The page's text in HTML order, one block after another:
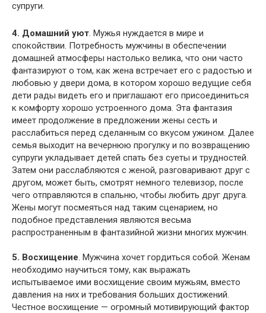
супруги.
4. Домашний уют. Мужья нуждается в мире и
спокойствии. Потребность мужчины в обеспечении
домашней атмосферы настолько велика, что они часто
фантазируют о том, как жена встречает его с радостью и
любовью у двери дома, в котором хорошо ведущие себя
дети рады видеть его и приглашают его присоединиться
к комфорту хорошо устроенного дома. Эта фантазия
имеет продолжение в предложении жены сесть и
расслабиться перед сделанным со вкусом ужином. Далее
семья выходит на вечернюю прогулку и по возвращению
супруги укладывает детей спать без суеты и трудностей.
Затем они расслабляются с женой, разговаривают друг с
другом, может быть, смотрят немного телевизор, после
чего отправляются в спальню, чтобы любить друг друга.
Жены могут посмеяться над таким сценарием, но
подобное представления являются весьма
распространенным в фантазийной жизни многих мужчин.
5. Восхищение. Мужчина хочет гордиться собой. Женам
необходимо научиться тому, как выражать
испытываемое ими восхищение своим мужьям, вместо
давления на них и требования больших достижений.
Честное восхищение — огромный мотивирующий фактор